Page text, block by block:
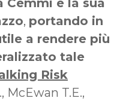
e la sua
, portando in
a rendere più
tale
Risk
McEwan T.E.,